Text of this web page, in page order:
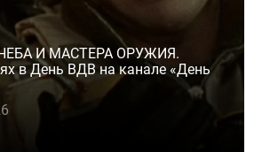
И МАСТЕРА ОРУЖИЯ.
в День ВДВ на канале «День